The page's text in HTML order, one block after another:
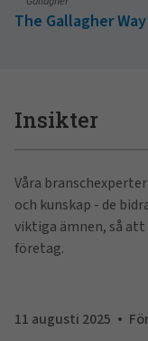
The Gallagher Way
Insikter
Våra
och kunskap - de
viktiga ämnen, så
företag.
11 augusti 2025